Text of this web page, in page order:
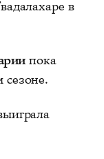
в
пока
сезоне.